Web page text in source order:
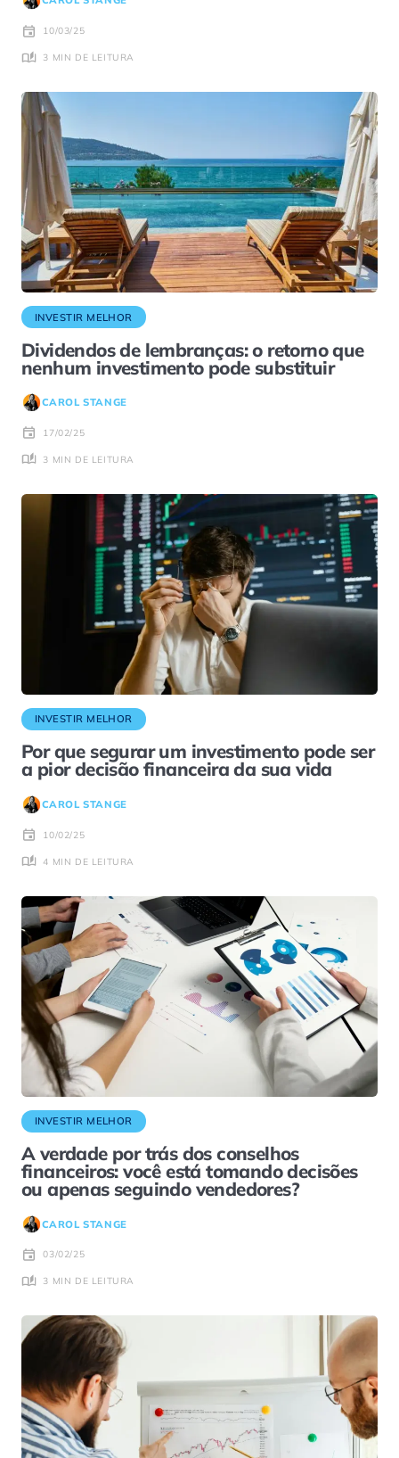
10/03/25
3 MIN DE LEITURA
INVESTIR MELHOR
Dividendos de lembranças: o retorno que
nenhum investimento pode substituir
CAROL STANGE
17/02/25
3 MIN DE LEITURA
INVESTIR MELHOR
Por que segurar um investimento pode ser
a pior decisão financeira da sua vida
CAROL STANGE
10/02/25
4 MIN DE LEITURA
INVESTIR MELHOR
A verdade por trás dos conselhos
financeiros: você está tomando decisões
ou apenas seguindo vendedores?
CAROL STANGE
03/02/25
3 MIN DE LEITURA